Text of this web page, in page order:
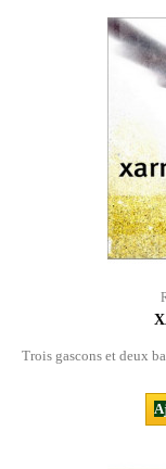
Trois gascons et deux